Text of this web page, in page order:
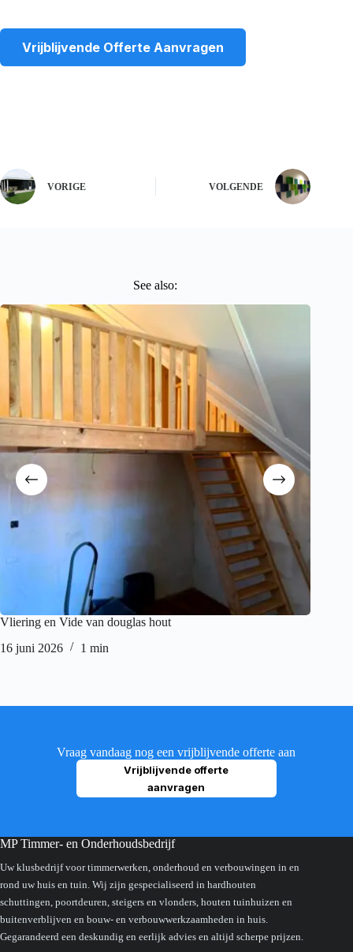
Vrijblijvende Offerte Aanvragen
VORIGE VOLGENDE
See also:
Vliering en Vide van douglas hout
16 juni 2026
1 min
Vraag vandaag nog een vrijblijvende offerte aan
Vrijblijvende offerte
aanvragen
MP Timmer- en Onderhoudsbedrijf
Uw klusbedrijf voor timmerwerken, onderhoud en verbouwingen in en
rond uw huis en tuin. Wij zijn gespecialiseerd in hardhouten
schuttingen, poortdeuren, steigers en vlonders, houten tuinhuizen en
buitenverblijven en bouw- en verbouwwerkzaamheden in huis.
Gegarandeerd een deskundig en eerlijk advies en altijd scherpe prijzen.